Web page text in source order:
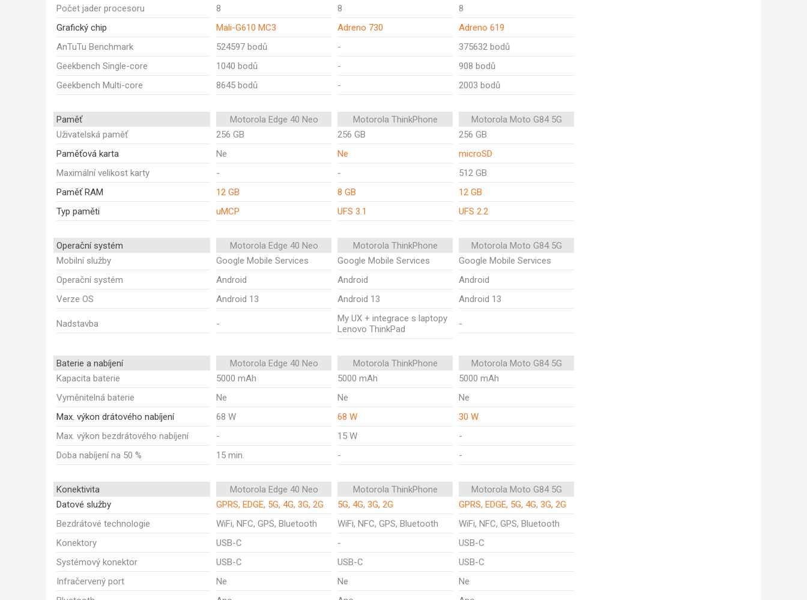
Počet jader procesoru
8 8
8
Grafický chip
Mali-G610 MC3 Adreno 730
Adreno 619
AnTuTu Benchmark
524597 bodů -
375632 bodů
Geekbench Single-core
1040 bodů -
908 bodů
Geekbench Multi-core
8645 bodů - 2003 bodů
Paměť Motorola Edge 40 Neo Motorola ThinkPhone
Motorola Moto G84 5G
Uživatelská paměť
256 GB 256 GB
256 GB
Paměťová karta
Ne Ne
microSD
Maximální velikost karty
- -
512 GB
Paměť RAM
12 GB 8 GB
12 GB
Typ paměti
uMCP UFS 3.1 UFS 2.2
Operační systém Motorola Edge 40 Neo Motorola ThinkPhone
Motorola Moto G84 5G
Mobilní služby
Google Mobile Services Google Mobile Services
Google Mobile Services
Operační systém
Android Android
Android
Verze OS
Android 13 Android 13 Android 13
Nadstavba -
My UX + integrace s laptopy
Lenovo ThinkPad
-
Baterie a nabíjení Motorola Edge 40 Neo Motorola ThinkPhone
Motorola Moto G84 5G
Kapacita baterie
5000 mAh 5000 mAh
5000 mAh
Vyměnitelná baterie
Ne Ne
Ne
Max. výkon drátového nabíjení
68 W 68 W
30 W
Max. výkon bezdrátového nabíjení
- 15 W
-
Doba nabíjení na 50 %
15 min. - -
Konektivita Motorola Edge 40 Neo Motorola ThinkPhone
Motorola Moto G84 5G
Datové služby
GPRS, EDGE, 5G, 4G, 3G, 2G 5G, 4G, 3G, 2G
GPRS, EDGE, 5G, 4G, 3G, 2G
Bezdrátové technologie
WiFi, NFC, GPS, Bluetooth WiFi, NFC, GPS, Bluetooth
WiFi, NFC, GPS, Bluetooth
Konektory
USB-C -
USB-C
Systémový konektor
USB-C USB-C
USB-C
Infračervený port
Ne Ne
Ne